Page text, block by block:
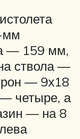
мм
— 159 мм,
ствола —
— 9х18
четыре, а
— на 8